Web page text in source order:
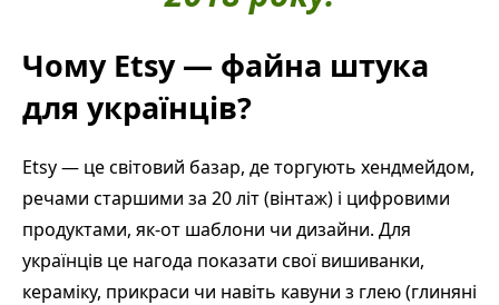
Чому Etsy — файна штука
для українців?
Etsy — це світовий базар, де торгують хендмейдом,
речами старшими за 20 літ (вінтаж) і цифровими
продуктами, як-от шаблони чи дизайни. Для
українців це нагода показати свої вишиванки,
кераміку, прикраси чи навіть кавуни з глею (глиняні